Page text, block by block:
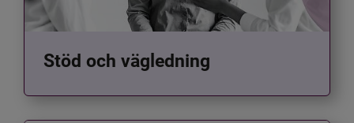
Stöd och vägledning